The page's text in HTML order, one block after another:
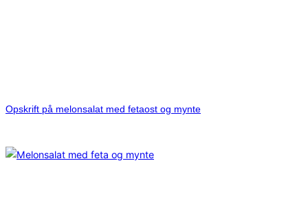
Opskrift på melonsalat med fetaost og mynte